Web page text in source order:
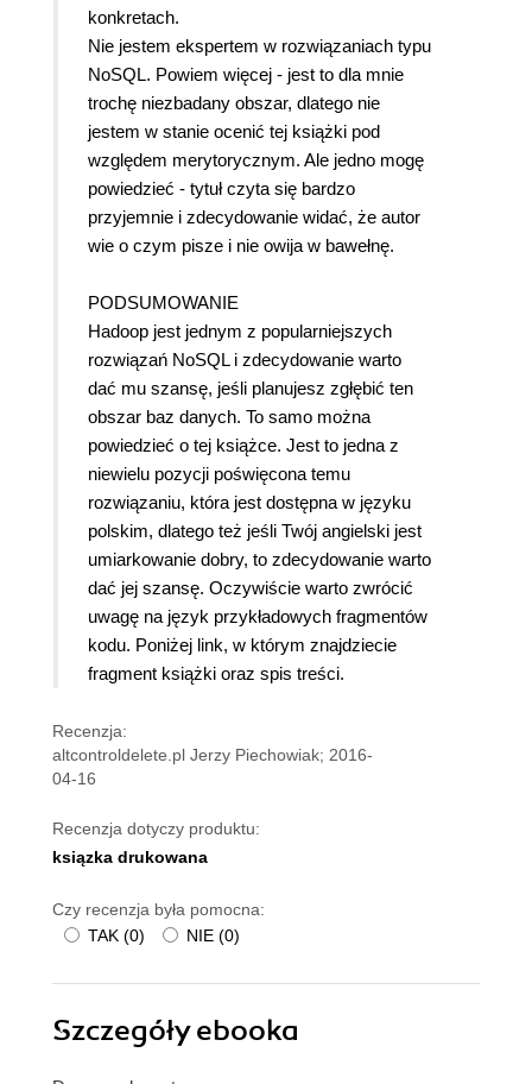
konkretach.
Nie jestem ekspertem w rozwiązaniach typu
NoSQL. Powiem więcej - jest to dla mnie
trochę niezbadany obszar, dlatego nie
jestem w stanie ocenić tej książki pod
względem merytorycznym. Ale jedno mogę
powiedzieć - tytuł czyta się bardzo
przyjemnie i zdecydowanie widać, że autor
wie o czym pisze i nie owija w bawełnę.
PODSUMOWANIE
Hadoop jest jednym z popularniejszych
rozwiązań NoSQL i zdecydowanie warto
dać mu szansę, jeśli planujesz zgłębić ten
obszar baz danych. To samo można
powiedzieć o tej książce. Jest to jedna z
niewielu pozycji poświęcona temu
rozwiązaniu, która jest dostępna w języku
polskim, dlatego też jeśli Twój angielski jest
umiarkowanie dobry, to zdecydowanie warto
dać jej szansę. Oczywiście warto zwrócić
uwagę na język przykładowych fragmentów
kodu. Poniżej link, w którym znajdziecie
fragment książki oraz spis treści.
Recenzja:
altcontroldelete.pl Jerzy Piechowiak; 2016-
04-16
Recenzja dotyczy produktu:
ksiązka drukowana
Czy recenzja była pomocna:
TAK (0) NIE (0)
Szczegółyebooka